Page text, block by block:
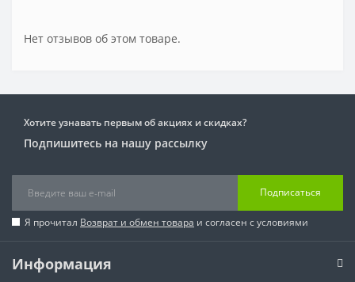
Нет отзывов об этом товаре.
Хотите узнавать первым об акциях и скидках?
Подпишитесь на нашу рассылку
Подписаться
Я прочитал Возврат и обмен товара и согласен с условиями
Информация